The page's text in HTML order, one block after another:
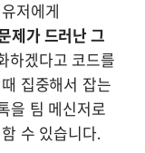
저에게
제가 드러난 그
하겠다고 코드를
집중해서 잡는
을 팀 메신저로
수 있습니다.